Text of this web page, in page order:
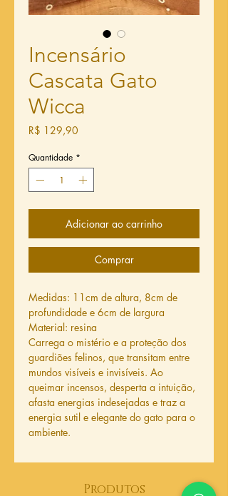
Incensário
Cascata Gato
Wicca
R$ 129,90
Quantidade *
Adicionar ao carrinho
Comprar
Medidas: 11cm de altura, 8cm de
profundidade e 6cm de largura
Material: resina
Carrega o mistério e a proteção dos
guardiões felinos, que transitam entre
mundos visíveis e invisíveis. Ao
queimar incensos, desperta a intuição,
afasta energias indesejadas e traz a
energia sutil e elegante do gato para o
ambiente.
Produtos